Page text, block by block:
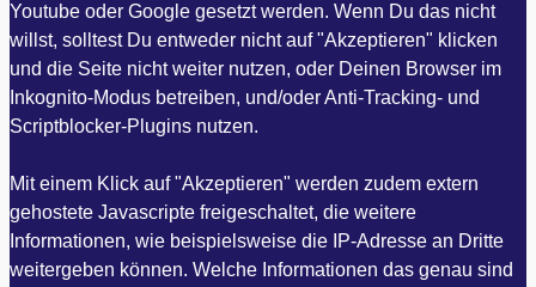
Youtube oder Google gesetzt werden. Wenn Du das nicht
willst, solltest Du entweder nicht auf "Akzeptieren" klicken
und die Seite nicht weiter nutzen, oder Deinen Browser im
Inkognito-Modus betreiben, und/oder Anti-Tracking- und
Scriptblocker-Plugins nutzen.
Mit einem Klick auf "Akzeptieren" werden zudem extern
gehostete Javascripte freigeschaltet, die weitere
Informationen, wie beispielsweise die IP-Adresse an Dritte
weitergeben können. Welche Informationen das genau sind